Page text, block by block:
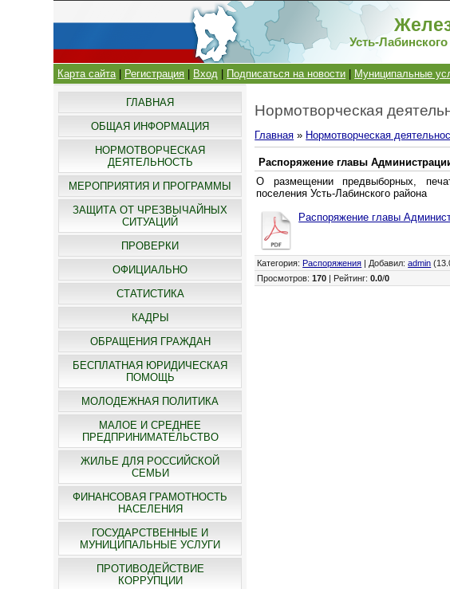
Усть-
Карта сайта| Регистрация Вход Подписаться на новости Муниципальные
ГЛАВНАЯ
ОБЩАЯ ИНФОРМАЦИЯ
НОРМОТВОРЧЕСКАЯ
ДЕЯТЕЛЬНОСТЬ
МЕРОПРИЯТИЯ И ПРОГРАММЫ
ЗАЩИТА ОТ ЧРЕЗВЫЧАЙНЫХ
СИТУАЦИЙ
ПРОВЕРКИ
ОФИЦИАЛЬНО
СТАТИСТИКА
КАДРЫ
ОБРАЩЕНИЯ ГРАЖДАН
БЕСПЛАТНАЯ ЮРИДИЧЕСКАЯ
ПОМОЩЬ
МОЛОДЕЖНАЯ ПОЛИТИКА
МАЛОЕ И СРЕДНЕЕ
ПРЕДПРИНИМАТЕЛЬСТВО
ЖИЛЬЕ ДЛЯ РОССИЙСКОЙ
СЕМЬИ
ФИНАНСОВАЯ ГРАМОТНОСТЬ
НАСЕЛЕНИЯ
ГОСУДАРСТВЕННЫЕ И
МУНИЦИПАЛЬНЫЕ УСЛУГИ
ПРОТИВОДЕЙСТВИЕ
КОРРУПЦИИ
Нормотворческая
Главная » Нормотворческая
Распоряжение главы
О размещении предвыборных,
поселения Усть-Лабинского района
Распоряжение главы
Категория: Распоряжения Добавил:admin
Просмотров:170 Рейтинг:0.0/0